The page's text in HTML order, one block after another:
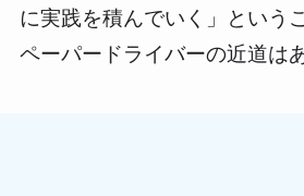
に実践を積んでいく」という
ペーパードライバーの近道は